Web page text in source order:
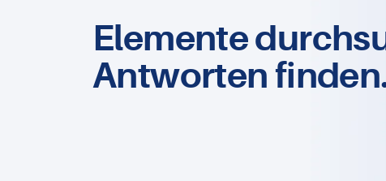
Elemente
Antworten